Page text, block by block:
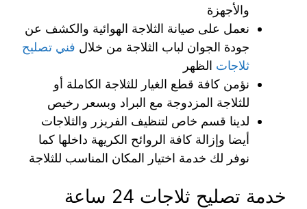
والأجهزة
نعمل على صيانة الثلاجة الهوائية والكشف عن
جودة الجوان لباب الثلاجة من خلال فني تصليح
ثلاجات الظهر
نؤمن كافة قطع الغيار للثلاجة الكاملة أو
للثلاجة المزدوجة مع البراد وبسعر رخيص
لدينا قسم خاص لتنظيف الفريزر والثلاجات
أيضا وإزالة كافة الروائح الكريهة داخلها كما
نوفر لك خدمة اختيار المكان المناسب للثلاجة
خدمة تصليح ثلاجات 24 ساعة